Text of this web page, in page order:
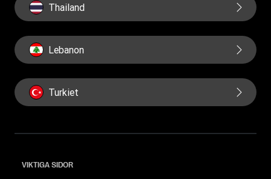
Thailand
Lebanon
Turkiet
VIKTIGA SIDOR